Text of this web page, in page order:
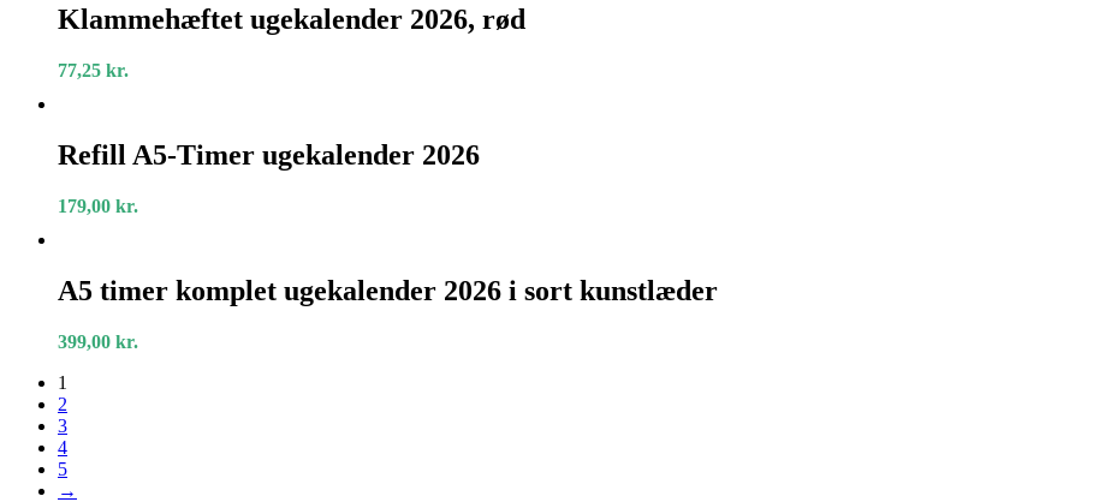
ugekalender
2026,
Klammehæftet ugekalender 2026, rød
77,25 kr.
A5-
Timer
2026
Refill A5-Timer ugekalender 2026
179,00 kr.
timer
komplet
2026
sort
kunstlæder
A5 timer komplet ugekalender 2026 i sort kunstlæder
399,00 kr.
1
2
3
4
5
→